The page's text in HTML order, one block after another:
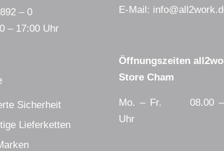
– 0
– 17:00 Uhr
Sicherheit
Lieferketten
E-Mail:
Öffnungszeiten
Store Cham
Mo. – Fr. 08.00 –
Uhr